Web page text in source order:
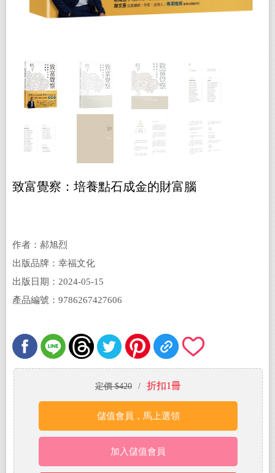
致富覺察：培養點石成金的財富腦
作者：郝旭烈
出版品牌：幸福文化
出版日期：2024-05-15
產品編號：9786267427606
定價 $420 / 折扣1冊
儲值會員，馬上選領
加入儲值會員